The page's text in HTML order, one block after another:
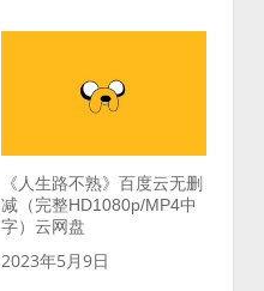
《人生路不熟》百度云无删
减（完整HD1080p/MP4中
字）云网盘
2023年5月9日